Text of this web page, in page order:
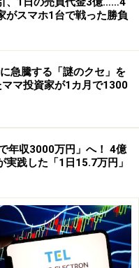
いサイト設計
注文画面とチャートや
示することができず、
ャートを見直したりす
ック証券の場合、注文
チャートやニュースの
がスマホ1台で戦った勝負
急騰する「謎のクセ」を
マ投資家が1カ月で1300
年収3000万円」へ！ 4億
実践した「1日15.7万円」